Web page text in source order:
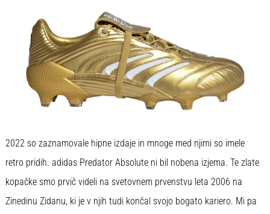
2022 so zaznamovale hipne izdaje in mnoge med njimi so imele
retro pridih. adidas Predator Absolute ni bil nobena izjema. Te zlate
kopačke smo prvič videli na svetovnem prvenstvu leta 2006 na
Zinedinu Zidanu, ki je v njih tudi končal svojo bogato kariero. Mi pa